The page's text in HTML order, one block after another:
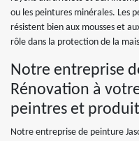
ou les peintures minérales. Les
résistent bien aux mousses et
rôle dans la protection de la
Notre entreprise
Rénovation à
peintres et
Notre entreprise de peinture